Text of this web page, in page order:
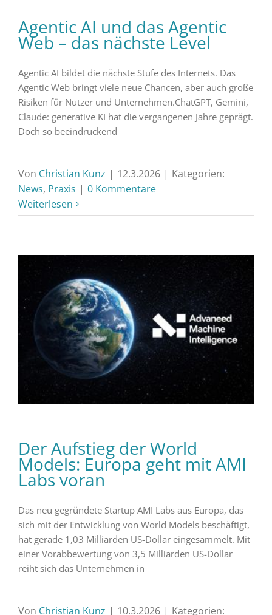
Agentic AI und das Agentic
Web – das nächste Level
Agentic AI bildet die nächste Stufe des Internets. Das
Agentic Web bringt viele neue Chancen, aber auch große
Risiken für Nutzer und Unternehmen.ChatGPT, Gemini,
Claude: generative KI hat die vergangenen Jahre geprägt.
Doch so beeindruckend
Von Christian Kunz | 12.3.2026 | Kategorien:
News, Praxis | 0 Kommentare
Weiterlesen
Der Aufstieg der World
Models: Europa geht mit AMI
Labs voran
Das neu gegründete Startup AMI Labs aus Europa, das
sich mit der Entwicklung von World Models beschäftigt,
hat gerade 1,03 Milliarden US-Dollar eingesammelt. Mit
einer Vorabbewertung von 3,5 Milliarden US-Dollar
reiht sich das Unternehmen in
Von Christian Kunz | 10.3.2026 | Kategorien: